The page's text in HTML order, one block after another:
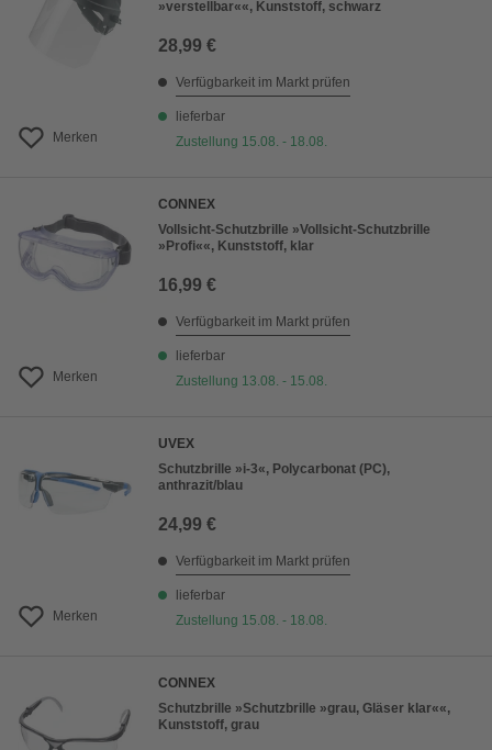
Merken
»verstellbar««, Kunststoff, schwarz
28,99 €
Verfügbarkeit im Markt prüfen
lieferbar
Zustellung 15.08. - 18.08.
Merken
CONNEX
Vollsicht-Schutzbrille »Vollsicht-Schutzbrille
»Profi««, Kunststoff, klar
16,99 €
Verfügbarkeit im Markt prüfen
lieferbar
Zustellung 13.08. - 15.08.
Merken
UVEX
Schutzbrille »i-3«, Polycarbonat (PC),
anthrazit/blau
24,99 €
Verfügbarkeit im Markt prüfen
lieferbar
Zustellung 15.08. - 18.08.
CONNEX
Schutzbrille »Schutzbrille »grau, Gläser klar««,
Kunststoff, grau